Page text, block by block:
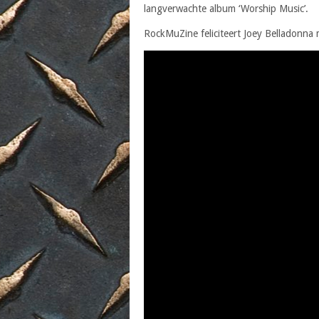
langverwachte album ‘Worship Music’.
RockMuZine feliciteert Joey Belladonna